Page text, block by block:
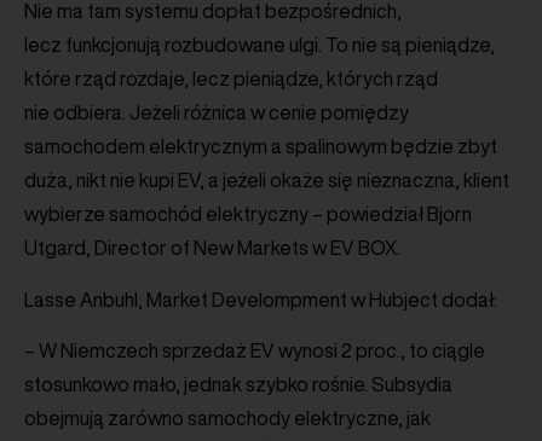
Nie ma tam systemu dopłat bezpośrednich,
lecz funkcjonują rozbudowane ulgi. To nie są pieniądze,
które rząd rozdaje, lecz pieniądze, których rząd
nie odbiera. Jeżeli różnica w cenie pomiędzy
samochodem elektrycznym a spalinowym będzie zbyt
duża, nikt nie kupi EV, a jeżeli okaże się nieznaczna, klient
wybierze samochód elektryczny – powiedział Bjorn
Utgard, Director of New Markets w EV BOX.
Lasse Anbuhl, Market Develompment w Hubject dodał:
– W Niemczech sprzedaż EV wynosi 2 proc., to ciągle
stosunkowo mało, jednak szybko rośnie. Subsydia
obejmują zarówno samochody elektryczne, jak